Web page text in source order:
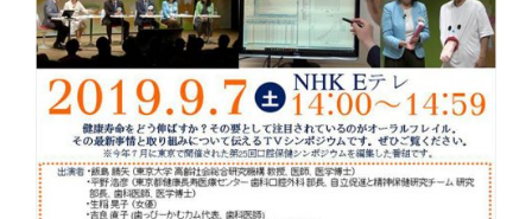
開
き
ま
す
)